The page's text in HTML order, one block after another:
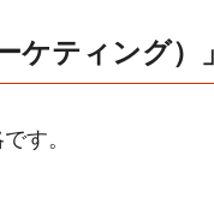
ケティング）
す。